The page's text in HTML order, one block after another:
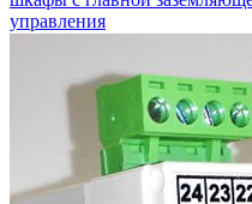
управления